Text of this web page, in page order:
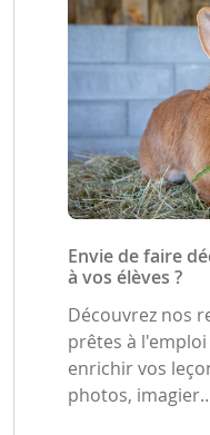
Envie de faire
à vos élèves ?
Découvrez nos
prêtes à
enrichir vos
photos,